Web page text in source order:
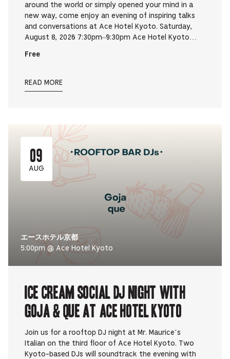
around the world or simply opened your mind in a
new way, come enjoy an evening of inspiring talks
and conversations at Ace Hotel Kyoto. Saturday,
August 8, 2026 7:30pm–9:30pm Ace Hotel Kyoto…
Free
READ MORE
09
AUG
エースホテル京都
5:00pm @ Ace Hotel Kyoto
ICE CREAM SOCIAL DJ NIGHT with
Goja & que at Ace Hotel Kyoto
Join us for a rooftop DJ night at Mr. Maurice’s
Italian on the third floor of Ace Hotel Kyoto. Two
Kyoto-based DJs will soundtrack the evening with